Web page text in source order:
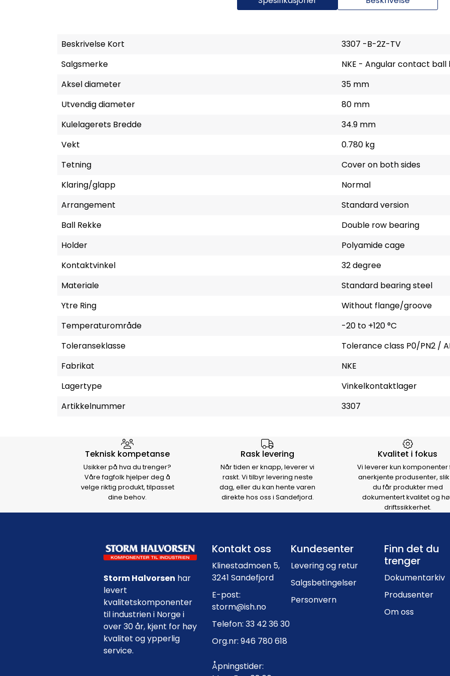
Beskrivelse Kort
3307 -B-2Z-TV
Salgsmerke
NKE - Angular contact ball
Aksel diameter
35 mm
Utvendig diameter
80 mm
Kulelagerets Bredde
34.9 mm
Vekt
0.780 kg
Tetning
Cover on both sides
Klaring/glapp
Normal
Arrangement
Standard version
Ball Rekke
Double row bearing
Holder
Polyamide cage
Kontaktvinkel
32 degree
Materiale
Standard bearing steel
Ytre Ring
Without flange/groove
Temperaturområde
-20 to +120 °C
Toleranseklasse
Tolerance class P0/PN2 /
Fabrikat
NKE
Lagertype
Vinkelkontaktlager
Artikkelnummer
3307
Hvorfor velge Storm Halvorsen
Teknisk kompetanse
Usikker på hva du trenger?
Våre fagfolk hjelper deg å
velge riktig produkt, tilpasset
dine behov.
Rask levering
Når tiden er knapp, leverer vi
raskt. Vi tilbyr levering neste
dag, eller du kan hente varen
direkte hos oss i Sandefjord.
Kvalitet i fokus
Vi leverer kun komponenter
anerkjente produsenter,
du får produkter med
dokumentert kvalitet og
driftssikkerhet.
Footer navigation
Storm Halvorsen har
levert
kvalitetskomponenter
til industrien i Norge i
over 30 år, kjent for høy
kvalitet og ypperlig
service.
Kontakt oss
Klinestadmoen 5,
3241 Sandefjord
E-post:
storm@ish.no
Telefon: 33 42 36 30
Org.nr: 946 780 618
Åpningstider:
Kundesenter
Levering og retur
Salgsbetingelser
Personvern
Finn det du
trenger
Dokumentarkiv
Produsenter
Om oss